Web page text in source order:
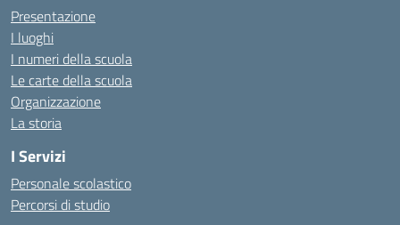
Presentazione
I luoghi
I numeri della scuola
Le carte della scuola
Organizzazione
La storia
I Servizi
Personale scolastico
Percorsi di studio